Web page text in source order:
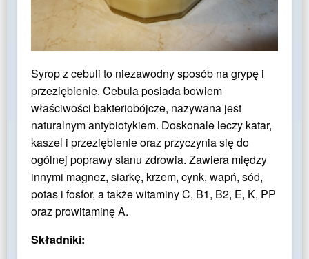
Syrop z cebuli to niezawodny sposób na grypę i
przeziębienie. Cebula posiada bowiem
właściwości bakteriobójcze, nazywana jest
naturalnym antybiotykiem. Doskonale leczy katar,
kaszel i przeziębienie oraz przyczynia się do
ogólnej poprawy stanu zdrowia. Zawiera między
innymi magnez, siarkę, krzem, cynk, wapń, sód,
potas i fosfor, a także witaminy C, B1, B2, E, K, PP
oraz prowitaminę A.
Składniki: